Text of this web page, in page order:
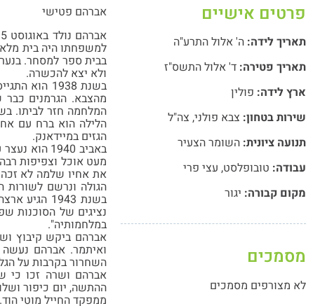
פרטים אישיים
תאריך לידה: ה' אלול התרע"ה
תאריך פטירה: ד' אלול התשס"ז
ארץ לידה: פולין
שירות בטחון: צבא פולני, צה"ל
תנועה ציונית: השומר הצעיר
עבודה: טובופלסט, עצי פרי
מקום קבורה: יגור
מסמכים
לא מצורפים מסמכים
אברהם פטישי
בבית ספר למסחר.
ולא יצא להכשרה.
בשנת
מהצבא. הגרמנים
המלחמה חזר לביתו.
הלילה הוא ברח עם
הגזים במיידאנק.
באביב
מעט אוכל וצפיפות
את אחיו שלמה לא זכה
הגולה ונרשם
בשנת
נציגים של הסוכנות
במלחמותיה".
ואיתמר. אברהם
השחרור בקרבות על
אברהם ושרה זכו כי
ההתשה, יום כיפור
ממפקד החייל מוטי הוד.